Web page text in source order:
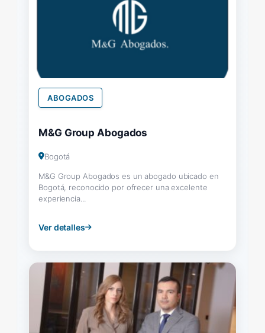
ABOGADOS
M&G Group Abogados
Bogotá
M&G Group Abogados es un abogado ubicado en
Bogotá, reconocido por ofrecer una excelente
experiencia...
Ver detalles